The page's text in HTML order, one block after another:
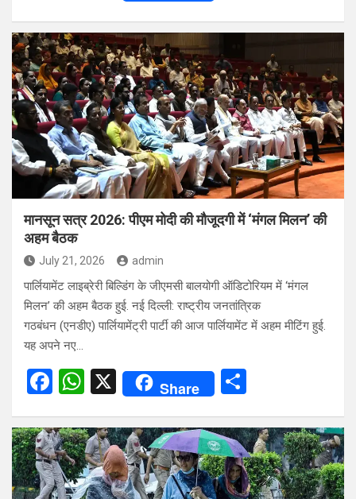
ce
b
o
o
k
at
s
A
p
p
ar
e
मानसून सत्र 2026: पीएम मोदी की मौजूदगी में ‘मंगल मिलन’ की
अहम बैठक
July 21, 2026 admin
पार्लियामेंट लाइब्रेरी बिल्डिंग के जीएमसी बालयोगी ऑडिटोरियम में ‘मंगल
मिलन’ की अहम बैठक हुई. नई दिल्ली: राष्ट्रीय जनतांत्रिक
गठबंधन (एनडीए) पार्लियामेंट्री पार्टी की आज पार्लियामेंट में अहम मीटिंग हुई.
यह अपने नए…
F
ce
b
o
W
at
s
A
X Share
ar
e